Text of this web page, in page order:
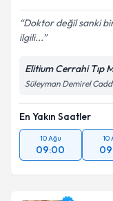
Doktor değil sanki
ilgili...
Elitium Cerrahi Tıp
Süleyman Demirel
En Yakın Saatler
10 Ağu
09:00
10